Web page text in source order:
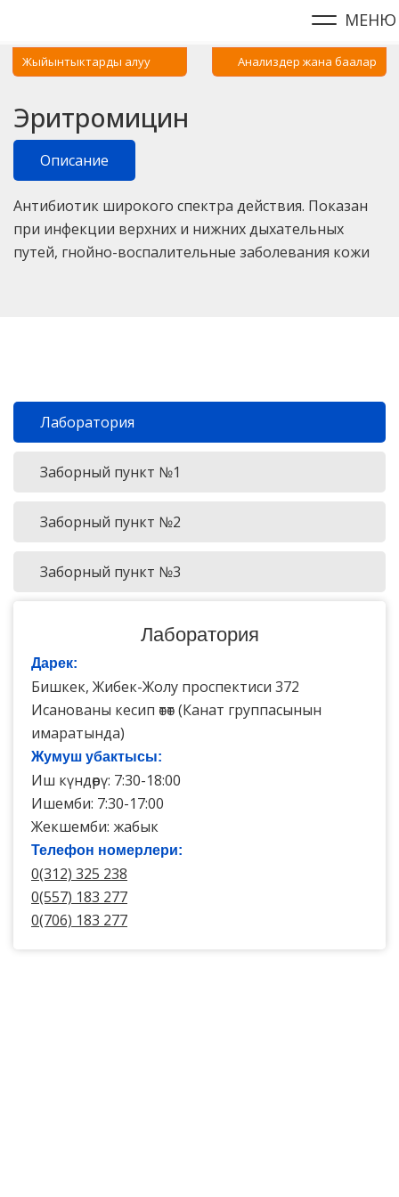
МЕНЮ
Жыйынтыктарды алуу Анализдер жана баалар
Эритромицин
Описание
Антибиотик широкого спектра действия. Показан
при инфекции верхних и нижних дыхательных
путей, гнойно-воспалительные заболевания кожи
Лаборатория
Заборный пункт №1
Заборный пункт №2
Заборный пункт №3
Лаборатория
Дарек:
Бишкек, Жибек-Жолу проспектиси 372
Исанованы кесип өтөт (Канат группасынын
имаратында)
Жумуш убактысы:
Иш күндөрү: 7:30-18:00
Ишемби: 7:30-17:00
Жекшемби: жабык
Телефон номерлери:
0(312) 325 238
0(557) 183 277
0(706) 183 277